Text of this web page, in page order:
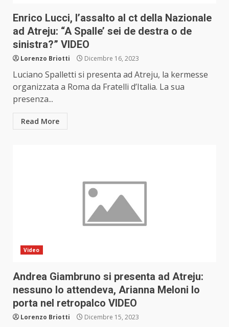
Enrico Lucci, l’assalto al ct della Nazionale
ad Atreju: “A Spalle’ sei de destra o de
sinistra?” VIDEO
Lorenzo Briotti Dicembre 16, 2023
Luciano Spalletti si presenta ad Atreju, la kermesse
organizzata a Roma da Fratelli d’Italia. La sua
presenza...
Read More
Video
Andrea Giambruno si presenta ad Atreju:
nessuno lo attendeva, Arianna Meloni lo
porta nel retropalco VIDEO
Lorenzo Briotti Dicembre 15, 2023